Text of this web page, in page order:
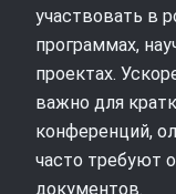
участвовать в
программах,
проектах.
важно для
конференций,
часто требуют
документов.